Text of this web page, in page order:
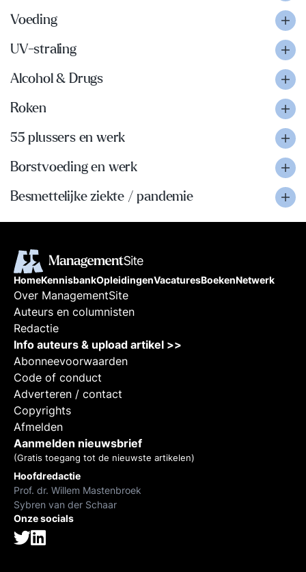
Voeding
UV-straling
Alcohol & Drugs
Roken
55 plussers en werk
Borstvoeding en werk
Besmettelijke ziekte / pandemie
HomeKennisbankOpleidingenVacaturesBoekenNetwerk
Over ManagementSite
Auteurs en columnisten
Redactie
Info auteurs & upload artikel >>
Abonneevoorwaarden
Code of conduct
Adverteren / contact
Copyrights
Afmelden
Aanmelden nieuwsbrief
(Gratis toegang tot de nieuwste artikelen)
Hoofdredactie
Prof. dr. Willem Mastenbroek
Sybren van der Schaar
Onze socials